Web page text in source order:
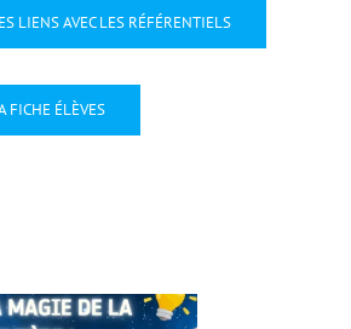
LIENS AVEC LES RÉFÉRENTIELS
FICHE ÉLÈVES